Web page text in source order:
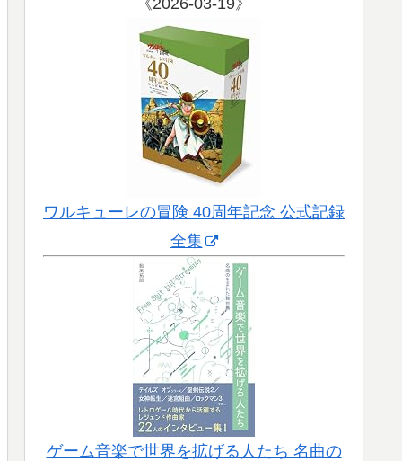
ワルキューレの冒険 40周年記念 公式記録
全集
ゲーム音楽で世界を拡げる人たち 名曲の